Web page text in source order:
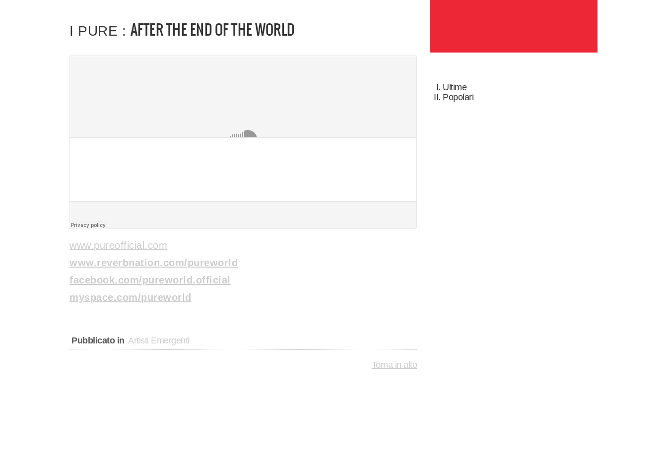
I PURE : AFTER THE END OF THE WORLD
www.pureofficial.com
www.reverbnation.com/pureworld
facebook.com/pureworld.official
myspace.com/pureworld
Pubblicato in Artisti Emergenti
Torna in alto
Ultime
Popolari